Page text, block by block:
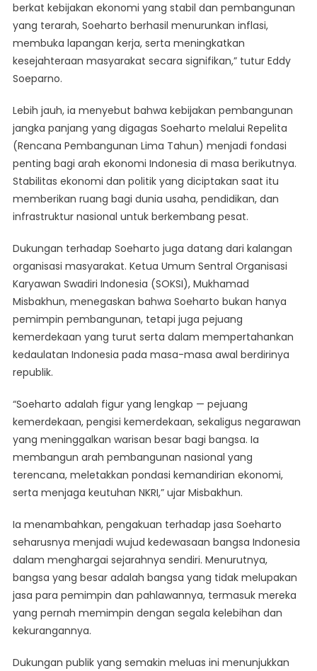
berkat kebijakan ekonomi yang stabil dan pembangunan
yang terarah, Soeharto berhasil menurunkan inflasi,
membuka lapangan kerja, serta meningkatkan
kesejahteraan masyarakat secara signifikan,” tutur Eddy
Soeparno.
Lebih jauh, ia menyebut bahwa kebijakan pembangunan
jangka panjang yang digagas Soeharto melalui Repelita
(Rencana Pembangunan Lima Tahun) menjadi fondasi
penting bagi arah ekonomi Indonesia di masa berikutnya.
Stabilitas ekonomi dan politik yang diciptakan saat itu
memberikan ruang bagi dunia usaha, pendidikan, dan
infrastruktur nasional untuk berkembang pesat.
Dukungan terhadap Soeharto juga datang dari kalangan
organisasi masyarakat. Ketua Umum Sentral Organisasi
Karyawan Swadiri Indonesia (SOKSI), Mukhamad
Misbakhun, menegaskan bahwa Soeharto bukan hanya
pemimpin pembangunan, tetapi juga pejuang
kemerdekaan yang turut serta dalam mempertahankan
kedaulatan Indonesia pada masa-masa awal berdirinya
republik.
“Soeharto adalah figur yang lengkap — pejuang
kemerdekaan, pengisi kemerdekaan, sekaligus negarawan
yang meninggalkan warisan besar bagi bangsa. Ia
membangun arah pembangunan nasional yang
terencana, meletakkan pondasi kemandirian ekonomi,
serta menjaga keutuhan NKRI,” ujar Misbakhun.
Ia menambahkan, pengakuan terhadap jasa Soeharto
seharusnya menjadi wujud kedewasaan bangsa Indonesia
dalam menghargai sejarahnya sendiri. Menurutnya,
bangsa yang besar adalah bangsa yang tidak melupakan
jasa para pemimpin dan pahlawannya, termasuk mereka
yang pernah memimpin dengan segala kelebihan dan
kekurangannya.
Dukungan publik yang semakin meluas ini menunjukkan